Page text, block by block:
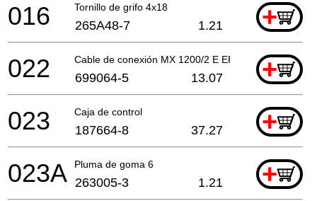
Tornillo de grifo 4x18 +
016 265A48-7 1.21
Cable de conexión MX 1200/2 E EF +
022 699064-5 13.07
Caja de control +
023 187664-8 37.27
Pluma de goma 6 +
023A 263005-3 1.21